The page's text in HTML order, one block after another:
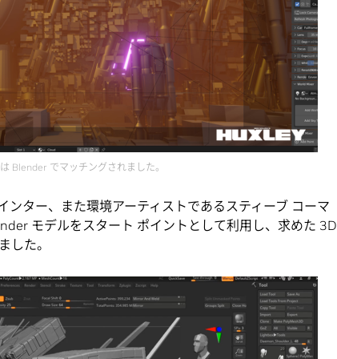
Blender でマッチングされました。
ター、また環境アーティストであるスティーブ コーマ
モデルをスタート ポイントとして利用し、求めた 3D
した。